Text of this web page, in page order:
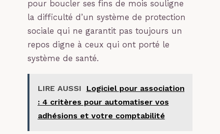
pour boucler ses fins de mois souligne
la difficulté d’un système de protection
sociale qui ne garantit pas toujours un
repos digne à ceux qui ont porté le
système de santé.
LIRE AUSSI
Logiciel pour association
: 4 critères pour automatiser vos
adhésions et votre comptabilité